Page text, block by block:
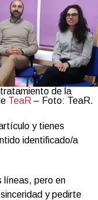
de la
TeaR – Foto: TeaR.
y tienes
identificado/a
líneas, pero en
y pedirte